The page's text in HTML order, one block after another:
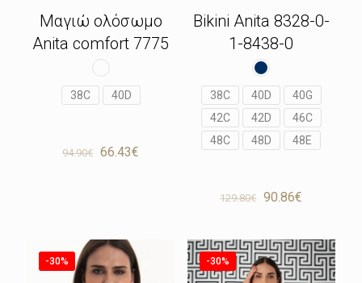
Μαγιώ ολόσωμο
Anita comfort 7775
38C 40D
94.90€ Original
66.43€
Bikini Anita 8328-0-
1-8438-0
38C 40D
40G
42C
42D
46C
48C
48D 48E
129.80€ Original
129.80€.
90.86€
είναι:
90.86€.
-30% -30%